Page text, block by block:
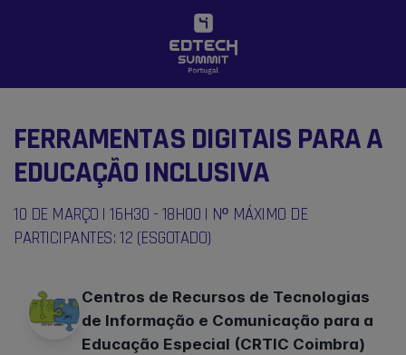
FERRAMENTAS DIGITAIS PARA A
EDUCAÇÃO INCLUSIVA
10 DE MARÇO | 16H30 - 18H00 | Nº MÁXIMO DE
PARTICIPANTES: 12 (ESGOTADO)
Centros de Recursos de Tecnologias
de Informação e Comunicação para a
Educação Especial (CRTIC Coimbra)